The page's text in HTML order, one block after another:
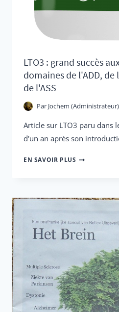
LTO3 : grand succès
domaines de l'ADD, de
de l'ASS
Par Jochem (Administrateur)
Article sur LTO3 paru dans
d'un an après son
EN SAVOIR PLUS LTO3
SUCCÈS
PAYS-
BAS
LES
DOMAINES
DE
L'ADD,